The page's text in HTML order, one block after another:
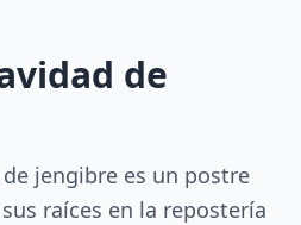
de
jengibre es un postre
raíces en la repostería